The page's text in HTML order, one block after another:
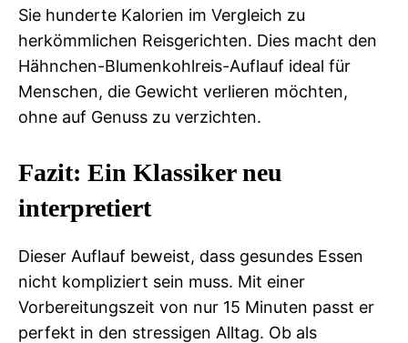
Sie hunderte Kalorien im Vergleich zu
herkömmlichen Reisgerichten. Dies macht den
Hähnchen-Blumenkohlreis-Auflauf ideal für
Menschen, die Gewicht verlieren möchten,
ohne auf Genuss zu verzichten.
Fazit: Ein Klassiker neu
interpretiert
Dieser Auflauf beweist, dass gesundes Essen
nicht kompliziert sein muss. Mit einer
Vorbereitungszeit von nur 15 Minuten passt er
perfekt in den stressigen Alltag. Ob als